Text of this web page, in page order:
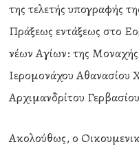
της τελετής υπογραφής
Πράξεως εντάξεως στο
νέων Αγίων: της
Ιερομονάχου Αθανασίου
Αρχιμανδρίτου
Ακολούθως, ο